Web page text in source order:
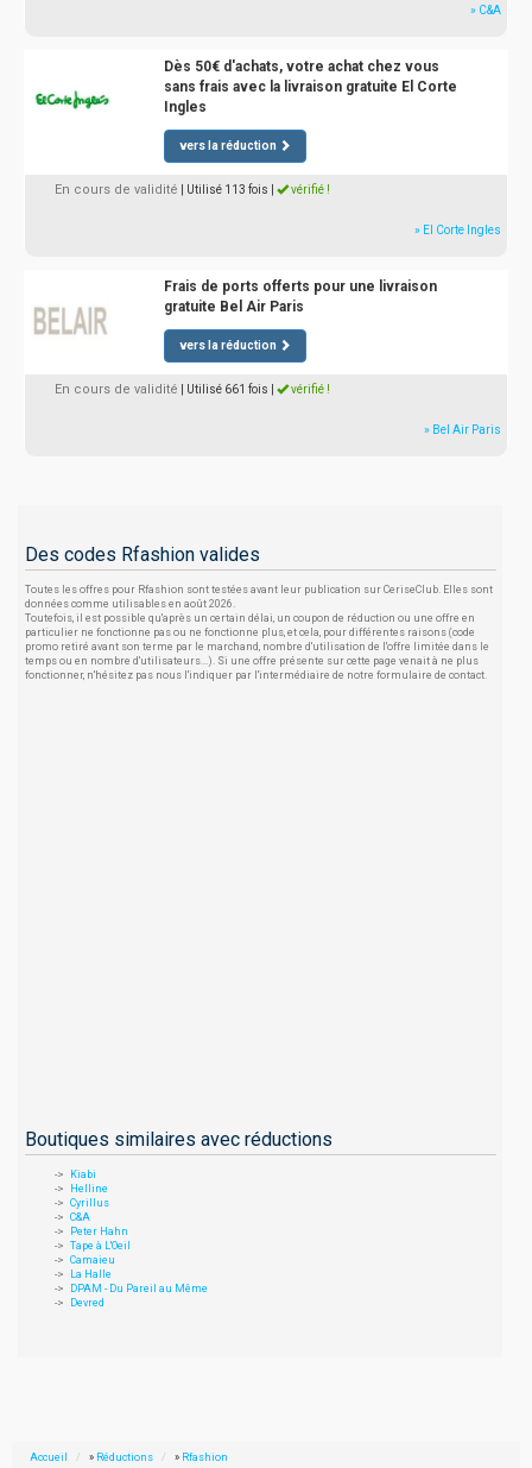
» C&A
Dès 50€ d'achats, votre achat chez vous
sans frais avec la livraison gratuite El Corte
Ingles
vers la réduction
En cours de validité | Utilisé 113 fois vérifié !
» El Corte Ingles
Frais de ports offerts pour une livraison
gratuite Bel Air Paris
vers la réduction
En cours de validité | Utilisé 661 fois vérifié !
» Bel Air Paris
Des codes Rfashion valides
Toutes les offres pour Rfashion sont testées avant leur publication sur CeriseClub. Elles sont
données comme utilisables en août 2026.
Toutefois, il est possible qu'après un certain délai, un coupon de réduction ou une offre en
particulier ne fonctionne pas ou ne fonctionne plus, et cela, pour différentes raisons (code
promo retiré avant son terme par le marchand, nombre d'utilisation de l'offre limitée dans le
temps ou en nombre d'utilisateurs...). Si une offre présente sur cette page venait à ne plus
fonctionner, n'hésitez pas nous l'indiquer par l'intermédiaire de notre formulaire de contact.
Boutiques similaires avec réductions
Kiabi
Helline
Cyrillus
C&A
Peter Hahn
Tape à L'Oeil
Camaieu
La Halle
DPAM - Du Pareil au Même
Devred
Accueil » Réductions » Rfashion